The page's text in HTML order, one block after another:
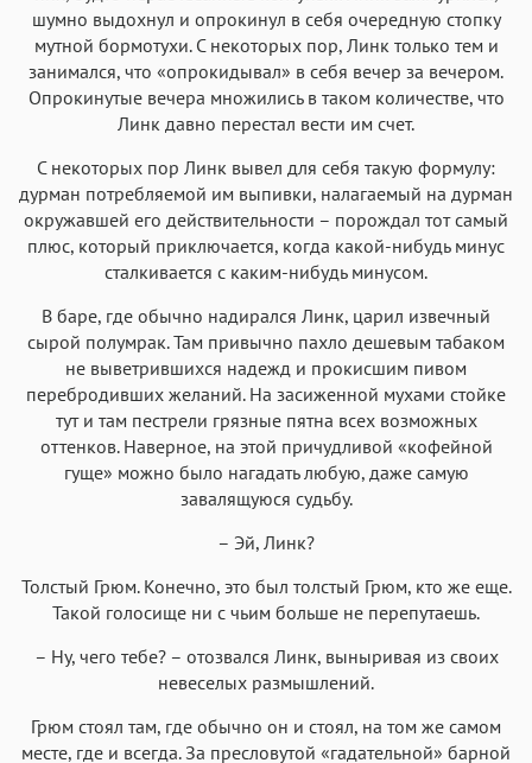
Fira Sans
Аа Аа Аа Аа
Helvetica Neue
Аа
Arial Аа
Georgia Times New Roman
Аа
Courier
Аа
Courier New
Аа
Menlo
Аа
SF Mono
шумно выдохнул и опрокинул в себя очередную стопку
мутной бормотухи. С некоторых пор, Линк только тем и
занимался, что «опрокидывал» в себя вечер за вечером.
Опрокинутые вечера множились в таком количестве, что
Линк давно перестал вести им счет.
С некоторых пор Линк вывел для себя такую формулу:
дурман потребляемой им выпивки, налагаемый на дурман
окружавшей его действительности – порождал тот самый
плюс, который приключается, когда какой-нибудь минус
сталкивается с каким-нибудь минусом.
В баре, где обычно надирался Линк, царил извечный
сырой полумрак. Там привычно пахло дешевым табаком
не выветрившихся надежд и прокисшим пивом
перебродивших желаний. На засиженной мухами стойке
тут и там пестрели грязные пятна всех возможных
оттенков. Наверное, на этой причудливой «кофейной
гуще» можно было нагадать любую, даже самую
завалящуюся судьбу.
– Эй, Линк?
Толстый Грюм. Конечно, это был толстый Грюм, кто же еще.
Такой голосище ни с чьим больше не перепутаешь.
– Ну, чего тебе? – отозвался Линк, выныривая из своих
невеселых размышлений.
Грюм стоял там, где обычно он и стоял, на том же самом
месте, где и всегда. За пресловутой «гадательной» барной